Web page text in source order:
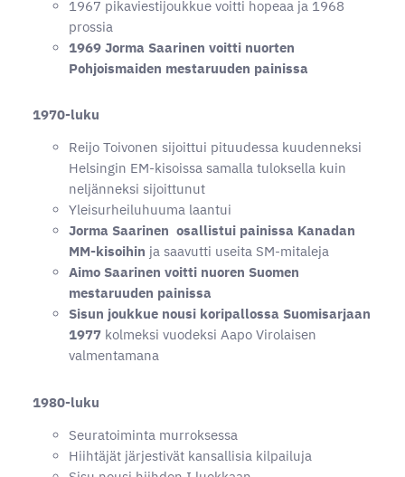
1967 pikaviestijoukkue voitti hopeaa ja 1968
prossia
1969 Jorma Saarinen voitti nuorten
Pohjoismaiden mestaruuden painissa
1970-luku
Reijo Toivonen sijoittui pituudessa kuudenneksi
Helsingin EM-kisoissa samalla tuloksella kuin
neljänneksi sijoittunut
Yleisurheiluhuuma laantui
Jorma Saarinen osallistui painissa Kanadan
MM-kisoihin ja saavutti useita SM-mitaleja
Aimo Saarinen voitti nuoren Suomen
mestaruuden painissa
Sisun joukkue nousi koripallossa Suomisarjaan
1977 kolmeksi vuodeksi Aapo Virolaisen
valmentamana
1980-luku
Seuratoiminta murroksessa
Hiihtäjät järjestivät kansallisia kilpailuja